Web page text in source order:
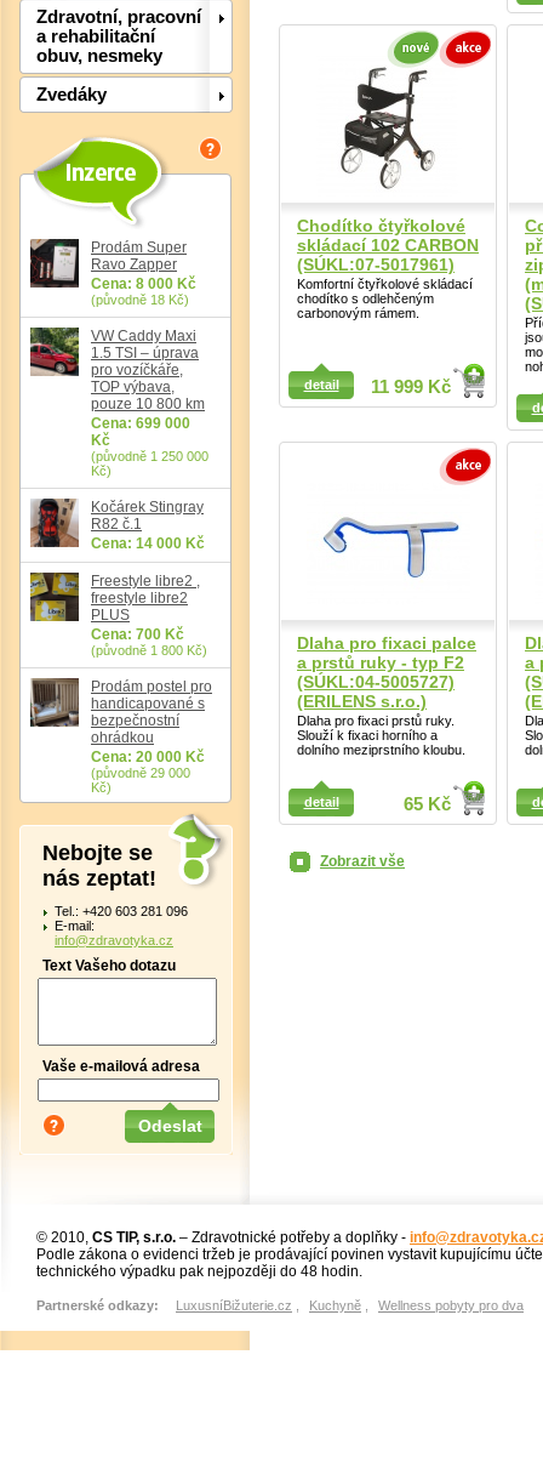
Zdravotní, pracovní
a rehabilitační
obuv, nesmeky
Zvedáky
Prodám Super
Ravo Zapper
Cena: 8 000 Kč
(původně 18 Kč)
VW Caddy Maxi
1.5 TSI – úprava
pro vozíčkáře,
TOP výbava,
pouze 10 800 km
Cena: 699 000
Kč
(původně 1 250 000
Kč)
Kočárek Stingray
R82 č.1
Cena: 14 000 Kč
Freestyle libre2 ,
freestyle libre2
PLUS
Cena: 700 Kč
(původně 1 800 Kč)
Prodám postel pro
handicapované s
bezpečnostní
ohrádkou
Cena: 20 000 Kč
(původně 29 000
Kč)
Nebojte se
nás zeptat!
Tel.: +420 603 281 096
E-mail:
info@zdravotyka.cz
Text Vašeho dotazu
Vaše e-mailová adresa
Chodítko čtyřkolové
skládací 102 CARBON
(SÚKL:07-5017961)
Komfortní čtyřkolové skládací
chodítko s odlehčeným
carbonovým rámem.
11 999 Kč
detail
Detail
Detail
Dlaha pro fixaci palce
a prstů ruky - typ F2
(SÚKL:04-5005727)
(ERILENS s.r.o.)
Dlaha pro fixaci prstů ruky.
Slouží k fixaci horního a
dolního meziprstního kloubu.
65 Kč
detail
a
Detail
Detail
Zobrazit vše
© 2010, CS TIP, s.r.o. – Zdravotnické potřeby a doplňky -
Podle zákona o evidenci tržeb je prodávající povinen vystavit kupujícímu
technického výpadku pak nejpozději do 48 hodin.
Partnerské odkazy: LuxusníBižuterie.cz Kuchyně Wellness pobyty pro dva